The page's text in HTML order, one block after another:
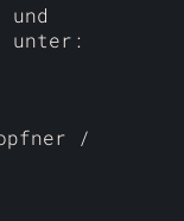
unter:
/